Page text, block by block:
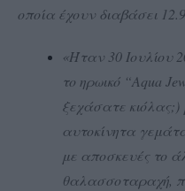
οποία έχουν διαβάσει
«Ήταν 30 Ιουλίου
το ηρωικό “Αqua
ξεχάσατε κιόλας;)
αυτοκίνητα
με αποσκευές το
θαλασσοταραχή,